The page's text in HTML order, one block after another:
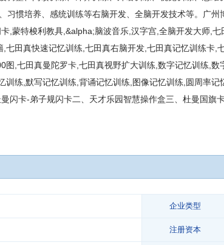
习惯培养、感统训练等右脑开发、全脑开发技术等。广州
,蒙特梭利教具,&alpha;脑波音乐,汉字宫,全脑开发大师,七
七田真快速记忆训练,七田真右脑开发,七田真记忆训练卡,
图,七田真曼陀罗卡,七田真视野扩大训练,数字记忆训练,数
训练,默写记忆训练,背诵记忆训练,图像记忆训练,圆周率记
闪卡-弟子规闪卡二、天才乐园智慧操作盒三、杜曼国旗
企业类型
注册资本